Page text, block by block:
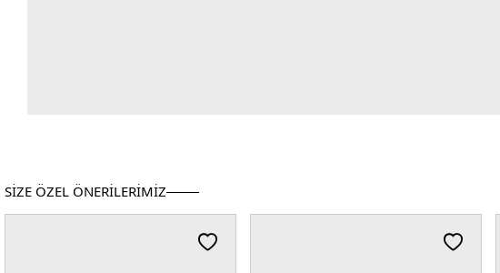
SİZE ÖZEL ÖNERİLERİMİZ